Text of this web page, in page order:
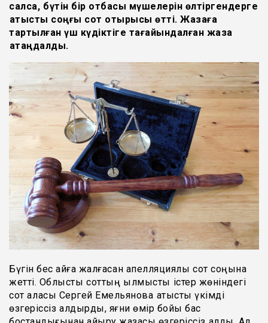
салсақ, бүтін бір отбасы мүшелерін өлтіргендерге
қатысты соңғы сот отырысы өтті. Жазаға
тартылған үш күдіктіге тағайындалған жаза
қатаңдалды.
Бүгін бес айға жалғасқан апелляциялық сот соңына
жетті. Облыстық соттың қылмыстық істер жөніндегі
сот алқасы Сергей Емельяновқа қатысты үкімді
өзгеріссіз қалдырды, яғни өмір бойы бас